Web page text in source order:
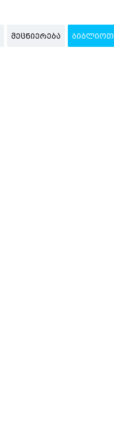
ᲛᲔᲪᲜᲘᲔᲠᲔᲑᲐ